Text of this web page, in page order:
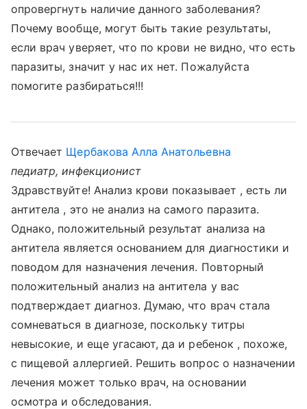
опровергнуть наличие данного заболевания?
Почему вообще, могут быть такие результаты,
если врач уверяет, что по крови не видно, что есть
паразиты, значит у нас их нет. Пожалуйста
помогите разбираться!!!
Отвечает Щербакова Алла Анатольевна
педиатр, инфекционист
Здравствуйте! Анализ крови показывает , есть ли
антитела , это не анализ на самого паразита.
Однако, положительный результат анализа на
антитела является основанием для диагностики и
поводом для назначения лечения. Повторный
положительный анализ на антитела у вас
подтверждает диагноз. Думаю, что врач стала
сомневаться в диагнозе, поскольку титры
невысокие, и еще угасают, да и ребенок , похоже,
с пищевой аллергией. Решить вопрос о назначении
лечения может только врач, на основании
осмотра и обследования.